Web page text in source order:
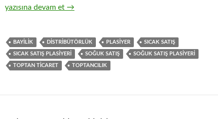
17-Hızlı tüketim ürünleri satıcısı, sıcak satış plasiyerliği ve
yazısına devam et →
BAYILIK DISTRIBÜTÖRLÜK PLASIYER SICAK SATIŞ
SICAK SATIŞ PLASIYERI SOĞUK SATIŞ SOĞUK SATIŞ PLASIYERI
TOPTAN TICARET TOPTANCILIK